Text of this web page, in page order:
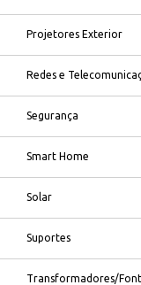
Projetores Exterior
Redes e
Segurança
Smart Home
Solar
Suportes
Transformadores/